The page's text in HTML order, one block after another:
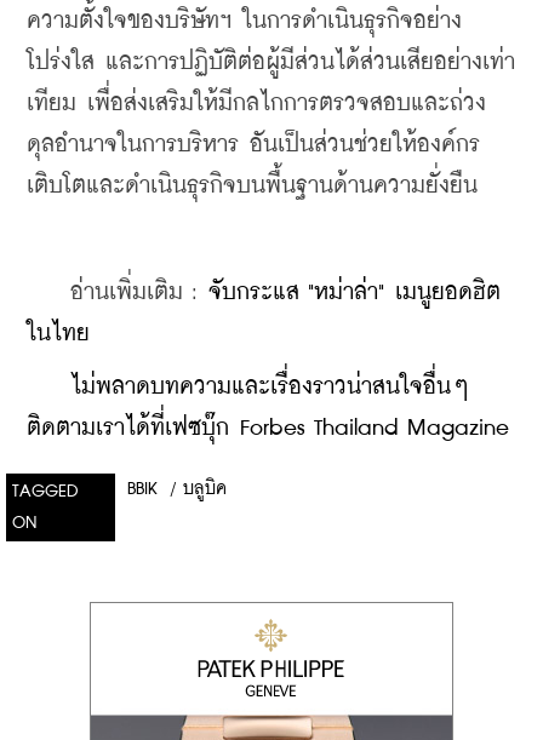
ความตั้งใจของบริษัทฯ ในการดำเนินธุรกิจอย่าง
โปร่งใส และการปฏิบัติต่อผู้มีส่วนได้ส่วนเสียอย่างเท่า
เทียม เพื่อส่งเสริมให้มีกลไกการตรวจสอบและถ่วง
ดุลอำนาจในการบริหาร อันเป็นส่วนช่วยให้องค์กร
เติบโตและดำเนินธุรกิจบนพื้นฐานด้านความยั่งยืน
อ่านเพิ่มเติม : จับกระแส "หม่าล่า" เมนูยอดฮิต
ในไทย
ไม่พลาดบทความและเรื่องราวน่าสนใจอื่นๆ
ติดตามเราได้ที่เฟซบุ๊ก Forbes Thailand Magazine
TAGGED
ON
BBIK / บลูบิค